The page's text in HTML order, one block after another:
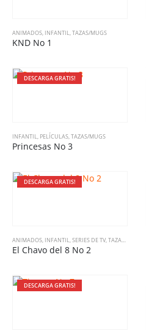
ANIMADOS, INFANTIL,TAZAS/MUGS
KND No 1
DESCARGA GRATIS!
INFANTIL, PELÍCULAS,TAZAS/MUGS
Princesas No 3
DESCARGA GRATIS!
ANIMADOS INFANTIL SERIES DE TV TAZAS/MUGS
El Chavo del 8 No 2
DESCARGA GRATIS!